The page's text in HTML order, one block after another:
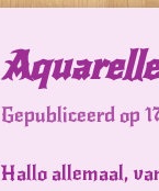
Gepubliceerd op
Hallo allemaal,